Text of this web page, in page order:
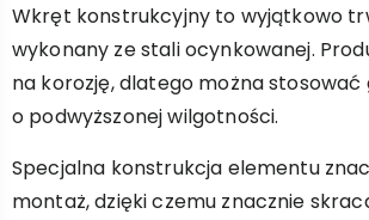
Wkręt konstrukcyjny to wyjątkowo
wykonany ze stali ocynkowanej.
na korozję, dlatego można stosować
o podwyższonej wilgotności.
Specjalna konstrukcja elementu
montaż, dzięki czemu znacznie